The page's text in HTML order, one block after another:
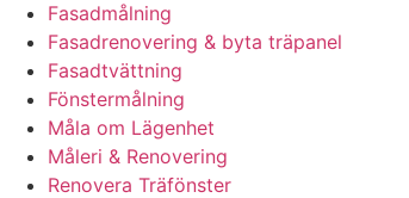
Fasadmålning
Fasadrenovering & byta träpanel
Fasadtvättning
Fönstermålning
Måla om Lägenhet
Måleri & Renovering
Renovera Träfönster